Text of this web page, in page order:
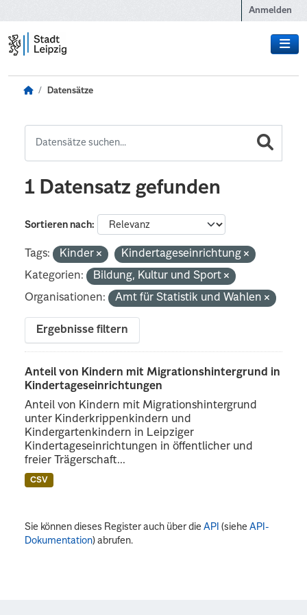
Anmelden
Datensätze
1 Datensatz gefunden
Sortieren nach
Tags: Kinder
Kindertageseinrichtung
Kategorien:
Bildung, Kultur und Sport
Organisationen:
Amt für Statistik und Wahlen
Ergebnisse filtern
Anteil von Kindern mit Migrationshintergrund in
Kindertageseinrichtungen
Anteil von Kindern mit Migrationshintergrund
unter Kinderkrippenkindern und
Kindergartenkindern in Leipziger
Kindertageseinrichtungen in öffentlicher und
freier Trägerschaft...
CSV
Sie können dieses Register auch über dieAPI (sieheAPI-
Dokumentation) abrufen.